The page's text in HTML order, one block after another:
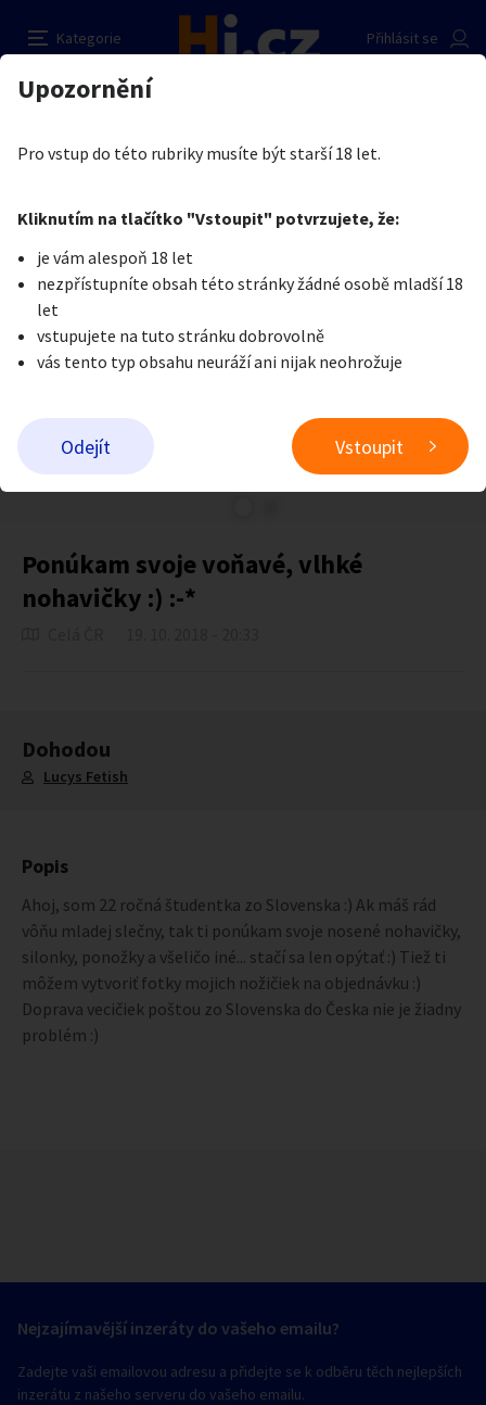
Kategorie
Přihlásit se
Auto-moto
Reality a bydlení Seznamka
Zvířata
Stroje a nářadí PC a elektro Sport a hobby
Sběratelství
Přidat inzerát
Erotika
Je nám líto, ale tenhle inzerát již není aktuální.
Ponúkam svoje voňavé, vlhké
nohavičky :) :-*
Dohodou
Lucys Fetish
Popis
Ahoj, som 22 ročná študentka zo Slovenska :) Ak máš rád
vôňu mladej slečny, tak ti ponúkam svoje nosené nohavičky,
silonky, ponožky a všeličo iné... stačí sa len opýtať :) Tiež ti
môžem vytvoriť fotky mojich nožičiek na objednávku :)
Doprava vecičiek poštou zo Slovenska do Česka nie je žiadny
problém :)
Ponúkam svoje voňavé, vlhké nohavičky :) :-*
Prodávající
Pošlete uživateli zprávu
Nahlásit inzerát
Nejzajímavější inzeráty do vašeho emailu?
Zadejte vaši emailovou adresu a přidejte se k odběru těch nejlepších
inzerátu z našeho serveru do vašeho emailu.
Upozornění
Pro vstup do této rubriky musíte být starší 18 let.
Kliknutím na tlačítko "Vstoupit" potvrzujete, že:
je vám alespoň 18 let
nezpřístupníte obsah této stránky žádné osobě mladší 18
let
vstupujete na tuto stránku dobrovolně
vás tento typ obsahu neuráží ani nijak neohrožuje
Odejít Vstoupit